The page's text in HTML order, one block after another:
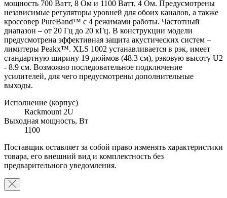
мощность 700 Ватт, 8 Ом и 1100 Ватт, 4 Ом. Предусмотрены
независимые регуляторы уровней для обоих каналов, а также
кроссовер PureBand™ с 4 режимами работы. Частотный
диапазон – от 20 Гц до 20 кГц. В конструкции модели
предусмотрена эффективная защита акустических систем –
лимитеры Peakx™. XLS 1002 устанавливается в рэк, имеет
стандартную ширину 19 дюймов (48.3 см), рэковую высоту U2
- 8.9 см. Возможно последовательное подключение
усилителей, для чего предусмотрены дополнительные
выходы.
Исполнение (корпус)
Rackmount 2U
Выходная мощность, Вт
1100
Поставщик оставляет за собой право изменять характеристики
товара, его внешний вид и комплектность без
предварительного уведомления.